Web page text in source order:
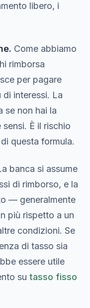
libero, i
Come abbiamo
rimborsa
per pagare
di interessi. La
se non hai la
È il rischio
questa formula.
banca si assume
di rimborso, e la
— generalmente
più rispetto a un
condizioni. Se
di tasso sia
essere utile
su tasso fisso